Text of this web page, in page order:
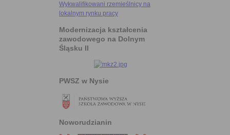
Wykwalifikowani rzemieślnicy na
lokalnym rynku pracy
Modernizacja kształcenia
zawodowego na Dolnym
Śląsku II
PWSZ w Nysie
Noworudzianin